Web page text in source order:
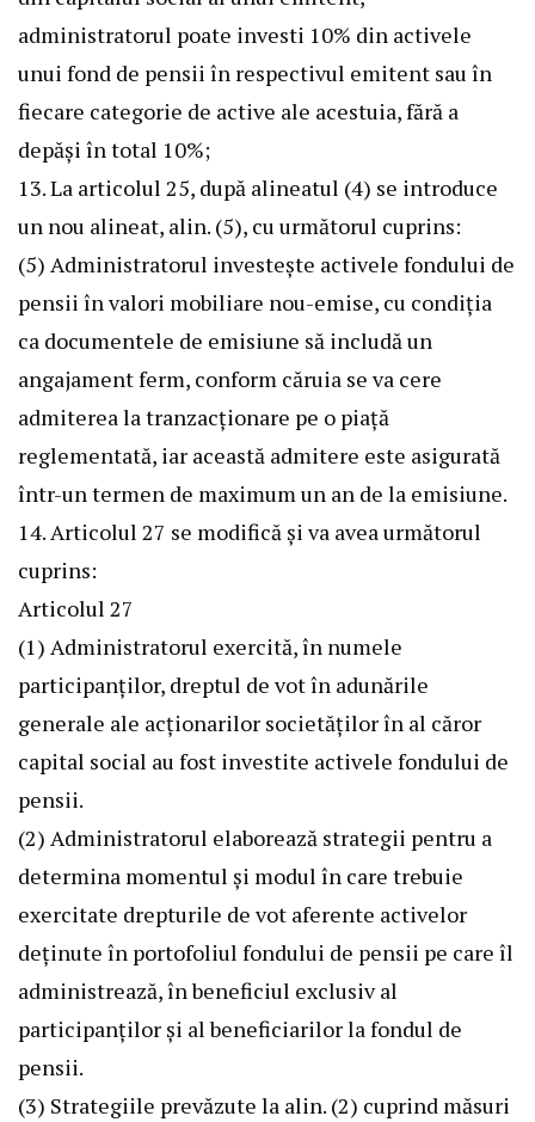
administratorul poate investi 10% din activele
unui fond de pensii în respectivul emitent sau în
fiecare categorie de active ale acestuia, fără a
depăși în total 10%;
13. La articolul 25, după alineatul (4) se introduce
un nou alineat, alin. (5), cu următorul cuprins:
(5) Administratorul investește activele fondului de
pensii în valori mobiliare nou-emise, cu condiția
ca documentele de emisiune să includă un
angajament ferm, conform căruia se va cere
admiterea la tranzacționare pe o piață
reglementată, iar această admitere este asigurată
într-un termen de maximum un an de la emisiune.
14. Articolul 27 se modifică și va avea următorul
cuprins:
Articolul 27
(1) Administratorul exercită, în numele
participanților, dreptul de vot în adunările
generale ale acționarilor societăților în al căror
capital social au fost investite activele fondului de
pensii.
(2) Administratorul elaborează strategii pentru a
determina momentul și modul în care trebuie
exercitate drepturile de vot aferente activelor
deținute în portofoliul fondului de pensii pe care îl
administrează, în beneficiul exclusiv al
participanților și al beneficiarilor la fondul de
pensii.
(3) Strategiile prevăzute la alin. (2) cuprind măsuri